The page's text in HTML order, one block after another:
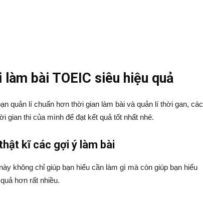
bài TOEIC siêu hiệu quả
quản lí chuẩn hơn thời gian làm bài và quản lí thời gan, các
gian thi của mình để đạt kết quả tốt nhất nhé.
kĩ các gợi ý làm bài
không chỉ giúp bạn hiểu cần làm gì mà còn giúp bạn hiểu
hơn rất nhiều.